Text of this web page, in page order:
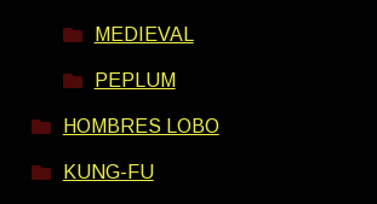
MEDIEVAL
PEPLUM
HOMBRES LOBO
KUNG-FU